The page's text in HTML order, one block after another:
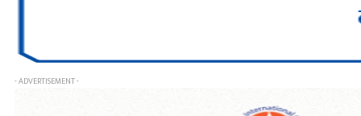
- ADVERTISEMENT -